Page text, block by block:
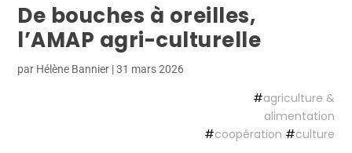
De bouches à oreilles,
l’AMAP agri-culturelle
par Hélène Bannier |31 mars 2026
#agriculture &
alimentation
#coopération #culture